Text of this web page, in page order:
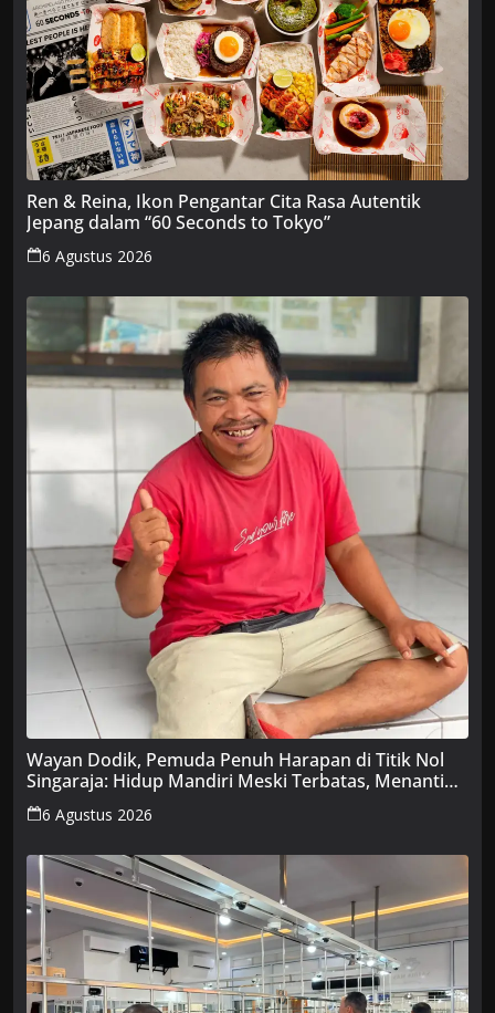
Ren & Reina, Ikon Pengantar Cita Rasa Autentik
Jepang dalam “60 Seconds to Tokyo”
6 Agustus 2026
Wayan Dodik, Pemuda Penuh Harapan di Titik Nol
Singaraja: Hidup Mandiri Meski Terbatas, Menanti
Uluran Tangan Pemerintah
6 Agustus 2026